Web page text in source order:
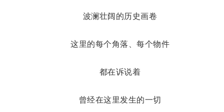
波澜壮阔的历史画卷
这里的每个角落、每个物件
都在诉说着
曾经在这里发生的一切